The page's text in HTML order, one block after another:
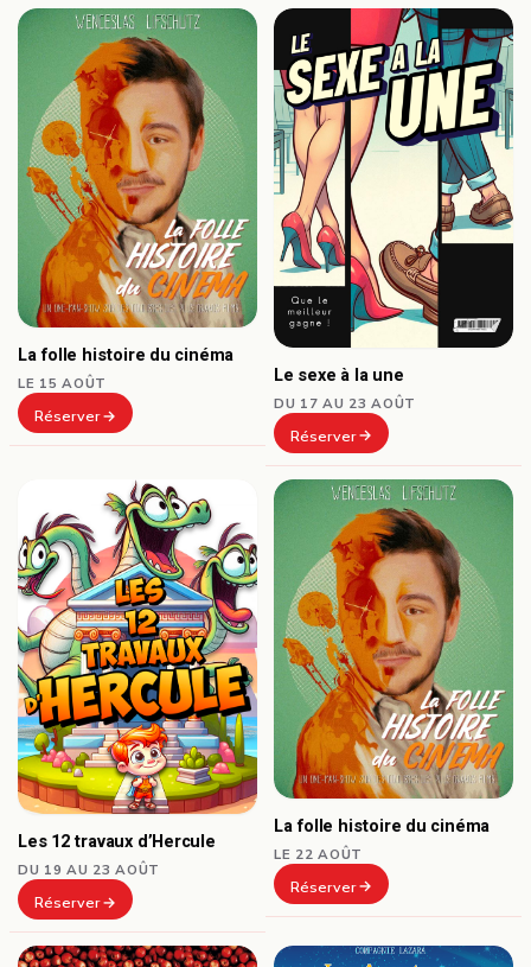
La folle histoire du cinéma
LE 15 AOÛT
Réserver
Le sexe à la une
DU 17 AU 23 AOÛT
Réserver
Les 12 travaux d’Hercule
DU 19 AU 23 AOÛT
Réserver
La folle histoire du cinéma
LE 22 AOÛT
Réserver